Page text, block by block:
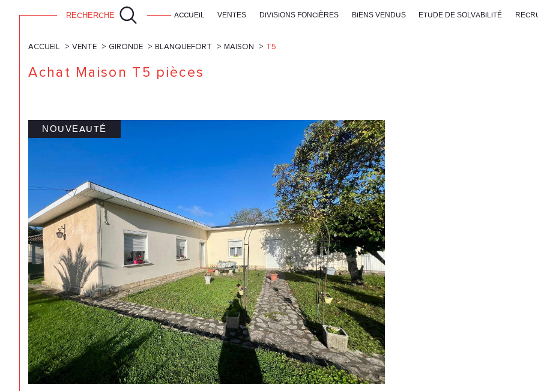
ACCUEIL VENTES DIVISIONS FONCIÈRES BIENS VENDUS ETUDE DE SOLVABILITÉ
RECHERCHE
ACCUEIL VENTE GIRONDE BLANQUEFORT MAISON T5
Achat Maison T5 pièces
NOUVEAUTÉ